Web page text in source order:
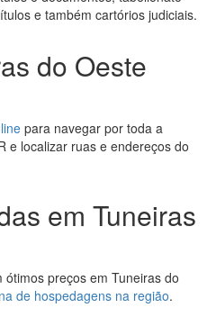
e também cartórios judiciais.
do Oeste
para navegar por toda a
e localizar ruas e endereços do
em Tuneiras
preços em Tuneiras do
de hospedagens na região.